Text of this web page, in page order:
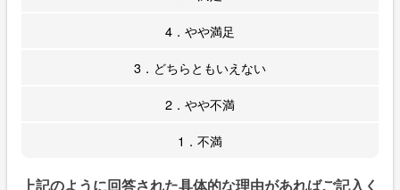
4．やや満足
3．どちらともいえない
2．やや不満
1．不満
上記のように回答された具体的な理由があればご記入く